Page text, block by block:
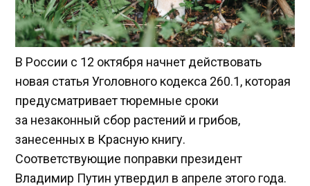
В России с 12 октября начнет действовать
новая статья Уголовного кодекса 260.1, которая
предусматривает тюремные сроки
за незаконный сбор растений и грибов,
занесенных в Красную книгу.
Соответствующие поправки президент
Владимир Путин утвердил в апреле этого года.